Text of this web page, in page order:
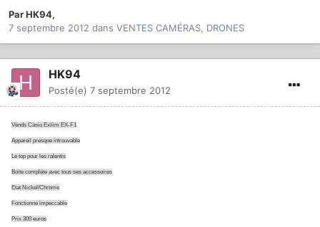
ParHK94,
7 septembre 2012 dans VENTES CAMÉRAS, DRONES
HK94
Posté(e) 7 septembre 2012
Vends Casio Exilim EX-F1
Appareil presque introuvable
Le top pour les ralentis
Boite complète avec tous ses accessoires
Etat Nickel/Chrome
Fonctionne impeccable
Prix 300 euros